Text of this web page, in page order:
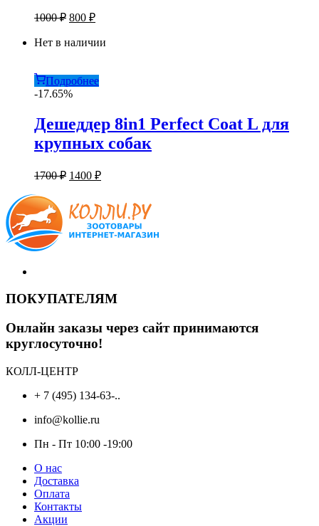
1000₽ Первоначальная
составляла
800 ₽Текущая
800 ₽.
Нет в наличии
Подробнее
-17.65%
Дешеддер 8in1 Perfect Coat L для
крупных собак
1700₽ Первоначальная
1700 ₽.
1400 ₽Текущая
1400 ₽.
ПОКУПАТЕЛЯМ
Онлайн заказы через сайт принимаются
круглосуточно!
КОЛЛ-ЦЕНТР
+ 7 (495) 134-63-..
info@kollie.ru
Пн - Пт 10:00 -19:00
О нас
Доставка
Оплата
Контакты
Акции